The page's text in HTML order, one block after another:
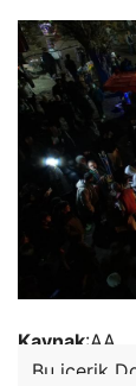
Kaynak:AA
Bu içerik